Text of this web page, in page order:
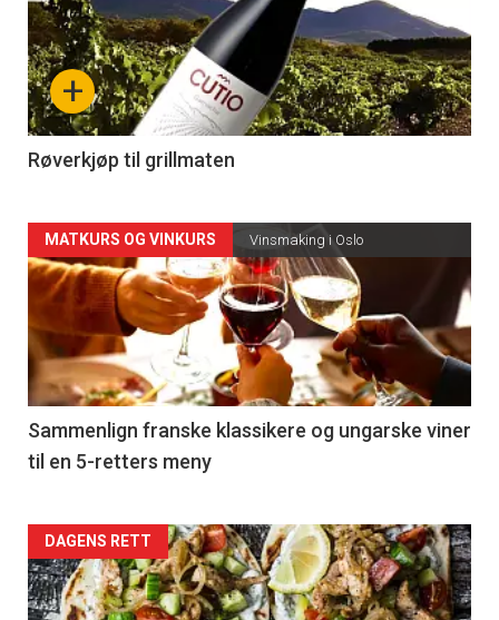
akkurat
nå
-
4
+
Røverkjøp til grillmaten
Forsiden
akkurat
nå
-
5
MATKURS OG VINKURS Vinsmaking i Oslo
Sammenlign franske klassikere og ungarske viner
til en 5-retters meny
Forsiden
akkurat
DAGENS RETT